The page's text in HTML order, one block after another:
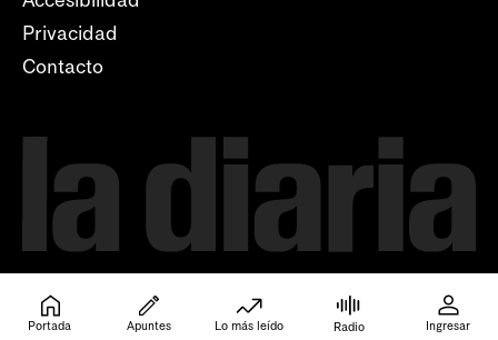
Privacidad
Contacto
Portada Apuntes Lo más leído Radio Ingresar